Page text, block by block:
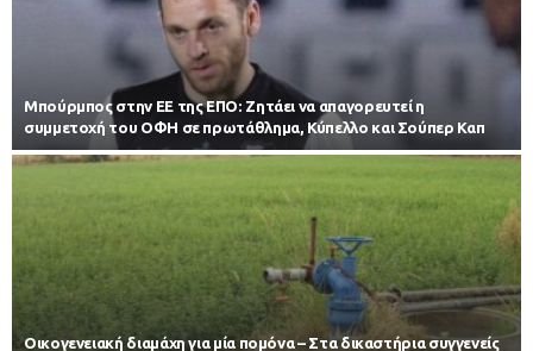
Μπούρμπος στην ΕΕ της ΕΠΟ: Ζητάει να απαγορευτεί η
συμμετοχή του ΟΦΗ σε πρωτάθλημα, Κύπελλο και Σούπερ Καπ
Οικογενειακή διαμάχη για μία πομόνα – Στα δικαστήρια συγγενείς